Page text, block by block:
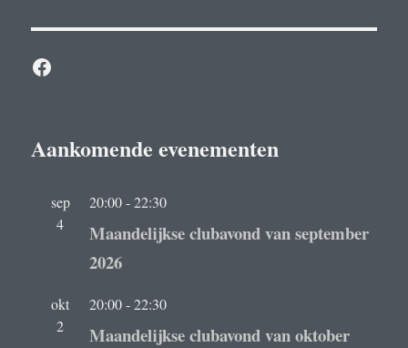
Facebook
Aankomende evenementen
sep
4
20:00-22:30
Maandelijkse clubavond van september
2026
okt
2
20:00-22:30
Maandelijkse clubavond van oktober